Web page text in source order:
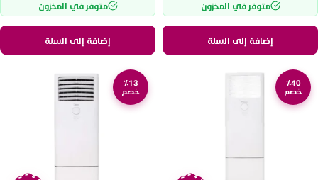
متوفر في المخزون
إضافة إلى السلة
متوفر في المخزون
إضافة إلى السلة
٪40
خصم
٪13
خصم